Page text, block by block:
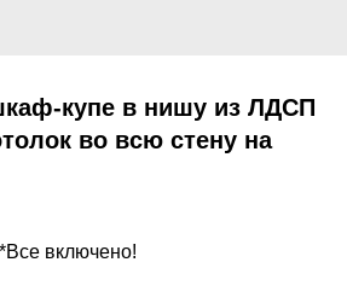
купе в нишу из ЛДСП
во всю стену на
включено!